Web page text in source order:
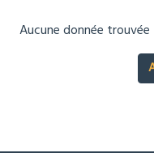
Aucune donnée